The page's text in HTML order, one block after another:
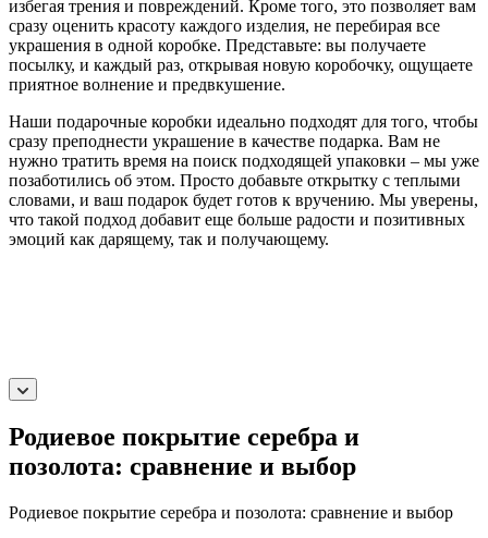
избегая трения и повреждений. Кроме того, это позволяет вам
сразу оценить красоту каждого изделия, не перебирая все
украшения в одной коробке. Представьте: вы получаете
посылку, и каждый раз, открывая новую коробочку, ощущаете
приятное волнение и предвкушение.
Наши подарочные коробки идеально подходят для того, чтобы
сразу преподнести украшение в качестве подарка. Вам не
нужно тратить время на поиск подходящей упаковки – мы уже
позаботились об этом. Просто добавьте открытку с теплыми
словами, и ваш подарок будет готов к вручению. Мы уверены,
что такой подход добавит еще больше радости и позитивных
эмоций как дарящему, так и получающему.
Родиевое покрытие серебра и
позолота: сравнение и выбор
Родиевое покрытие серебра и позолота: сравнение и выбор